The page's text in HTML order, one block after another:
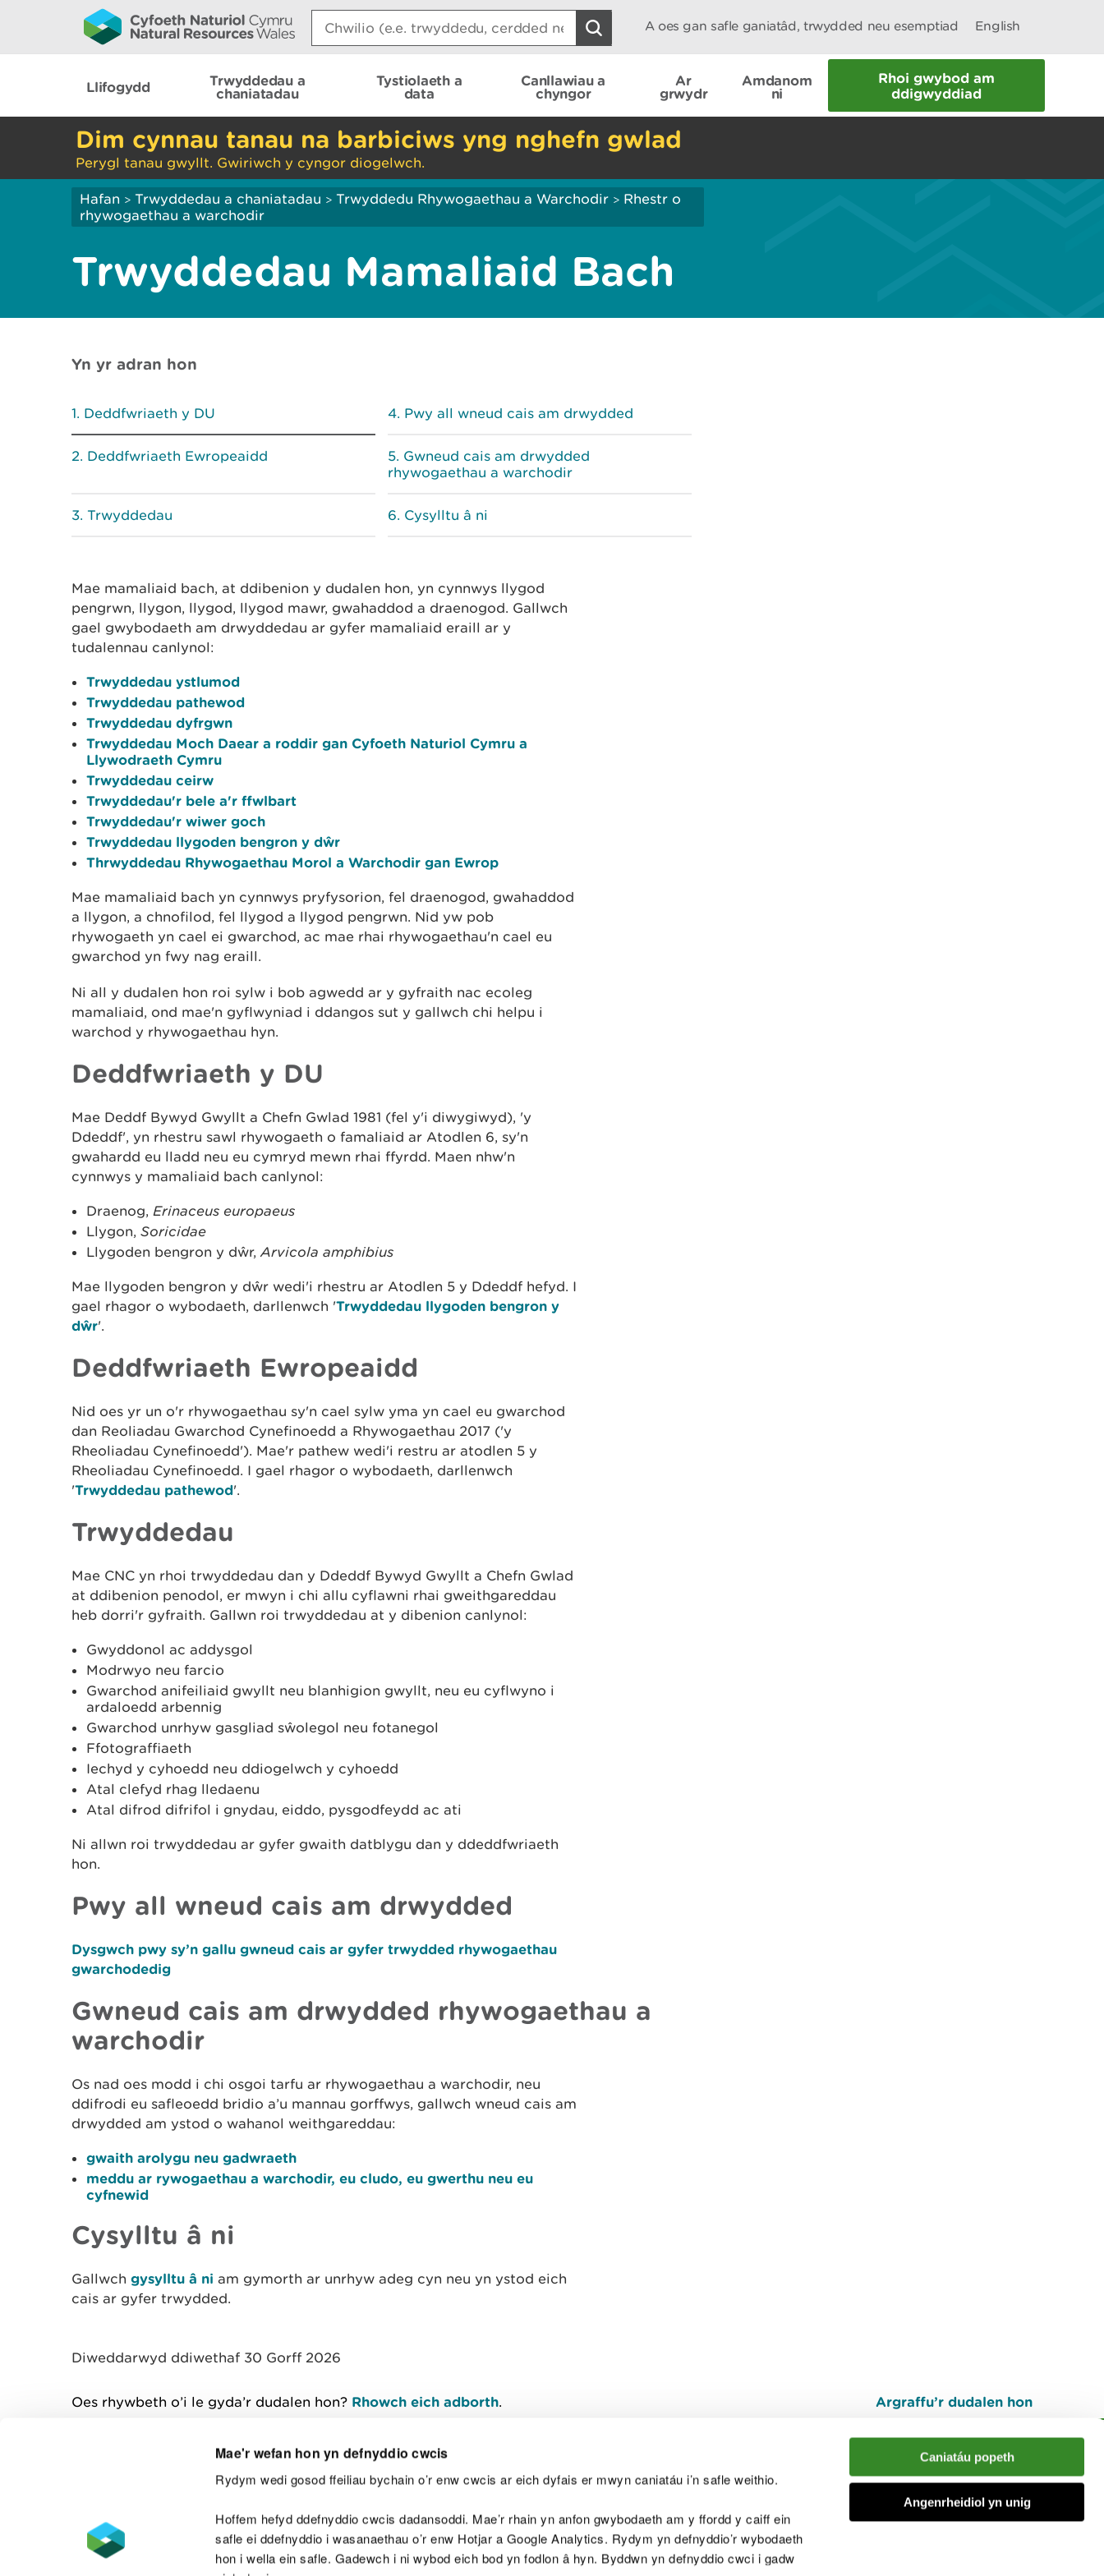
Mae'r wefan hon yn defnyddio cwcis
Rydym wedi gosod ffeiliau bychain o’r enw cwcis ar eich dyfais er mwyn caniatáu i’n safle weithio.
Hoffem hefyd ddefnyddio cwcis dadansoddi. Mae’r rhain yn anfon gwybodaeth am y ffordd y caiff ein
safle ei ddefnyddio i wasanaethau o’r enw Hotjar a Google Analytics. Rydym yn defnyddio’r wybodaeth
hon i wella ein safle. Gadewch i ni wybod eich bod yn fodlon â hyn. Byddwn yn defnyddio cwci i gadw
Caniatáu popeth
Angenrheidiol yn unig
Search:
A oes gan safle ganiatâd, trwydded neu esemptiad English
Llifogydd
Trwyddedau a
chaniatadau
Tystiolaeth a
data
Canllawiau a
chyngor
Ar
grwydr
Amdanom
ni
Rhoi gwybod am
ddigwyddiad
Dim cynnau tanau na barbiciws yng nghefn gwlad
Perygl tanau gwyllt. Gwiriwch y cyngor diogelwch.
Hafan > Trwyddedau a chaniatadau > Trwyddedu Rhywogaethau a Warchodir > Rhestr o
rhywogaethau a warchodir
Trwyddedau Mamaliaid Bach
Yn yr adran hon
Deddfwriaeth y DU
Deddfwriaeth Ewropeaidd
Trwyddedau
Pwy all wneud cais am drwydded
Gwneud cais am drwydded
rhywogaethau a warchodir
Cysylltu â ni
Mae mamaliaid bach, at ddibenion y dudalen hon, yn cynnwys llygod
pengrwn, llygon, llygod, llygod mawr, gwahaddod a draenogod. Gallwch
gael gwybodaeth am drwyddedau ar gyfer mamaliaid eraill ar y
tudalennau canlynol:
Trwyddedau ystlumod
Trwyddedau pathewod
Trwyddedau dyfrgwn
Trwyddedau Moch Daear a roddir gan Cyfoeth Naturiol Cymru a
Llywodraeth Cymru
Trwyddedau ceirw
Trwyddedau'r bele a'r ffwlbart
Trwyddedau'r wiwer goch
Trwyddedau llygoden bengron y dŵr
Thrwyddedau Rhywogaethau Morol a Warchodir gan Ewrop
Mae mamaliaid bach yn cynnwys pryfysorion, fel draenogod, gwahaddod
a llygon, a chnofilod, fel llygod a llygod pengrwn. Nid yw pob
rhywogaeth yn cael ei gwarchod, ac mae rhai rhywogaethau'n cael eu
gwarchod yn fwy nag eraill.
Ni all y dudalen hon roi sylw i bob agwedd ar y gyfraith nac ecoleg
mamaliaid, ond mae'n gyflwyniad i ddangos sut y gallwch chi helpu i
warchod y rhywogaethau hyn.
Deddfwriaeth y DU
Mae Deddf Bywyd Gwyllt a Chefn Gwlad 1981 (fel y'i diwygiwyd), 'y
Ddeddf', yn rhestru sawl rhywogaeth o famaliaid ar Atodlen 6, sy'n
gwahardd eu lladd neu eu cymryd mewn rhai ffyrdd. Maen nhw'n
cynnwys y mamaliaid bach canlynol:
Draenog, Erinaceus europaeus
Llygon, Soricidae
Llygoden bengron y dŵr, Arvicola amphibius
Mae llygoden bengron y dŵr wedi'i rhestru ar Atodlen 5 y Ddeddf hefyd. I
gael rhagor o wybodaeth, darllenwch 'Trwyddedau llygoden bengron y
dŵr'.
Deddfwriaeth Ewropeaidd
Nid oes yr un o'r rhywogaethau sy'n cael sylw yma yn cael eu gwarchod
dan Reoliadau Gwarchod Cynefinoedd a Rhywogaethau 2017 ('y
Rheoliadau Cynefinoedd'). Mae'r pathew wedi'i restru ar atodlen 5 y
Rheoliadau Cynefinoedd. I gael rhagor o wybodaeth, darllenwch
'Trwyddedau pathewod'.
Trwyddedau
Mae CNC yn rhoi trwyddedau dan y Ddeddf Bywyd Gwyllt a Chefn Gwlad
at ddibenion penodol, er mwyn i chi allu cyflawni rhai gweithgareddau
heb dorri'r gyfraith. Gallwn roi trwyddedau at y dibenion canlynol:
Gwyddonol ac addysgol
Modrwyo neu farcio
Gwarchod anifeiliaid gwyllt neu blanhigion gwyllt, neu eu cyflwyno i
ardaloedd arbennig
Gwarchod unrhyw gasgliad sŵolegol neu fotanegol
Ffotograffiaeth
Iechyd y cyhoedd neu ddiogelwch y cyhoedd
Atal clefyd rhag lledaenu
Atal difrod difrifol i gnydau, eiddo, pysgodfeydd ac ati
Ni allwn roi trwyddedau ar gyfer gwaith datblygu dan y ddeddfwriaeth
hon.
Pwy all wneud cais am drwydded
Dysgwch pwy sy’n gallu gwneud cais ar gyfer trwydded rhywogaethau
gwarchodedig
Gwneud cais am drwydded rhywogaethau a
warchodir
Os nad oes modd i chi osgoi tarfu ar rhywogaethau a warchodir, neu
ddifrodi eu safleoedd bridio a’u mannau gorffwys, gallwch wneud cais am
drwydded am ystod o wahanol weithgareddau:
gwaith arolygu neu gadwraeth
meddu ar rywogaethau a warchodir, eu cludo, eu gwerthu neu eu
cyfnewid
Cysylltu â ni
Gallwch gysylltu â ni am gymorth ar unrhyw adeg cyn neu yn ystod eich
cais ar gyfer trwydded.
Diweddarwyd ddiwethaf 30 Gorff 2026
Oes rhywbeth o’i le gyda’r dudalen hon? Rhowch eich adborth. Argraffu’r dudalen hon
I fyny